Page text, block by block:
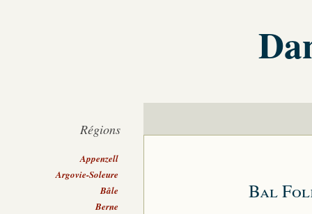
Bal
Régions
Appenzell
Argovie-Soleure
Bâle
Berne